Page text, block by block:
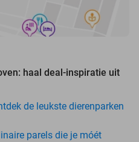
haal deal-inspiratie uit
de leukste dierenparken
parels die je móét